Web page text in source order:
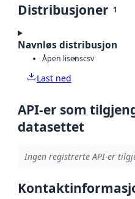
Distribusjoner 1
Navnløs distribusjon
Åpen lisenscsv
Last ned
API-er som
datasettet
Ingen registrerte API-er